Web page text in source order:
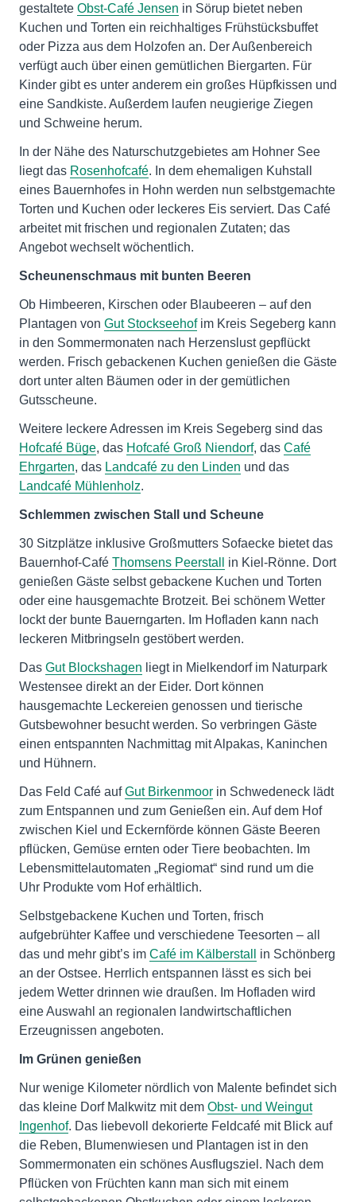
gestaltete Obst-Café Jensen in Sörup bietet neben
Kuchen und Torten ein reichhaltiges Frühstücksbuffet
oder Pizza aus dem Holzofen an. Der Außenbereich
verfügt auch über einen gemütlichen Biergarten. Für
Kinder gibt es unter anderem ein großes Hüpfkissen und
eine Sandkiste. Außerdem laufen neugierige Ziegen
und Schweine herum.
In der Nähe des Naturschutzgebietes am Hohner See
liegt das Rosenhofcafé. In dem ehemaligen Kuhstall
eines Bauernhofes in Hohn werden nun selbstgemachte
Torten und Kuchen oder leckeres Eis serviert. Das Café
arbeitet mit frischen und regionalen Zutaten; das
Angebot wechselt wöchentlich.
Scheunenschmaus mit bunten Beeren
Ob Himbeeren, Kirschen oder Blaubeeren – auf den
Plantagen von Gut Stockseehofim Kreis Segeberg kann
in den Sommermonaten nach Herzenslust gepflückt
werden. Frisch gebackenen Kuchen genießen die Gäste
dort unter alten Bäumen oder in der gemütlichen
Gutsscheune.
Weitere leckere Adressen im Kreis Segeberg sind das
Hofcafé Büge, das Hofcafé Groß Niendorf, das Café
Ehrgarten, das Landcafé zu den Linden und das
Landcafé Mühlenholz.
Schlemmen zwischen Stall und Scheune
30 Sitzplätze inklusive Großmutters Sofaecke bietet das
Bauernhof-Café Thomsens Peerstall
in Kiel-Rönne. Dort
genießen Gäste selbst gebackene Kuchen und Torten
oder eine hausgemachte Brotzeit. Bei schönem Wetter
lockt der bunte Bauerngarten. Im Hofladen kann nach
leckeren Mitbringseln gestöbert werden.
Das Gut Blockshagen liegt in Mielkendorf im Naturpark
Westensee direkt an der Eider. Dort können
hausgemachte Leckereien genossen und tierische
Gutsbewohner besucht werden. So verbringen Gäste
einen entspannten Nachmittag mit Alpakas, Kaninchen
und Hühnern.
Das Feld Café aufGut Birkenmoor in Schwedeneck lädt
zum Entspannen und zum Genießen ein. Auf dem Hof
zwischen Kiel und Eckernförde können Gäste Beeren
pflücken, Gemüse ernten oder Tiere beobachten. Im
Lebensmittelautomaten „Regiomat“ sind rund um die
Uhr Produkte vom Hof erhältlich.
Selbstgebackene Kuchen und Torten, frisch
aufgebrühter Kaffee und verschiedene Teesorten – all
das und mehr gibt’s im Café im Kälberstall
in Schönberg
an der Ostsee. Herrlich entspannen lässt es sich bei
jedem Wetter drinnen wie draußen. Im Hofladen wird
eine Auswahl an regionalen landwirtschaftlichen
Erzeugnissen angeboten.
Im Grünen genießen
Nur wenige Kilometer nördlich von Malente befindet sich
das kleine Dorf Malkwitz mit dem Obst- und Weingut
Ingenhof. Das liebevoll dekorierte Feldcafé mit Blick auf
die Reben, Blumenwiesen und Plantagen ist in den
Sommermonaten ein schönes Ausflugsziel. Nach dem
Pflücken von Früchten kann man sich mit einem